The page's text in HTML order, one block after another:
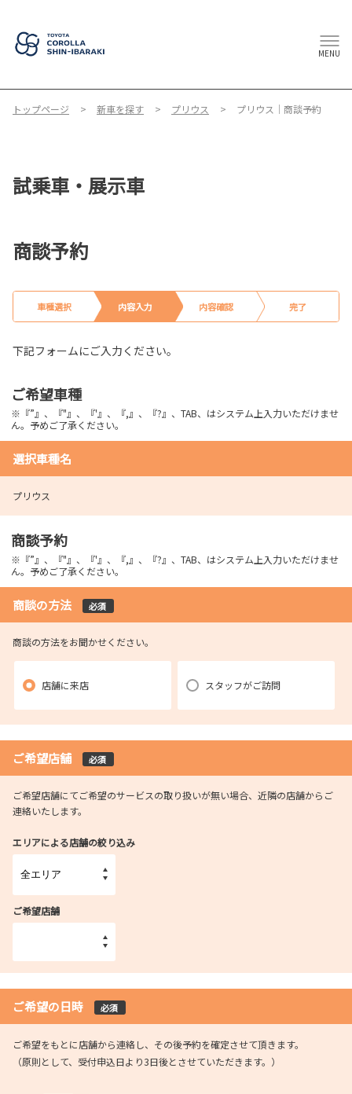
MENU
トップページ 新車を探す プリウス プリウス｜商談予約
試乗車・展示車
商談予約
車種選択 内容入力 内容確認 完了
下記フォームにご入力ください。
ご希望車種
※『”』、『"』、『'』、『,』、『?』、TAB、はシステム上入力いただけませ
ん。予めご了承ください。
選択車種名
プリウス
商談予約
※『”』、『"』、『'』、『,』、『?』、TAB、はシステム上入力いただけませ
ん。予めご了承ください。
商談の方法 必須
商談の方法をお聞かせください。
店舗に来店 スタッフがご訪問
ご希望店舗 必須
ご希望店舗にてご希望のサービスの取り扱いが無い場合、近隣の店舗からご
連絡いたします。
エリアによる店舗の絞り込み
ご希望店舗
ご希望の日時 必須
ご希望をもとに店舗から連絡し、その後予約を確定させて頂きます。
（原則として、受付申込日より3日後とさせていただきます。）